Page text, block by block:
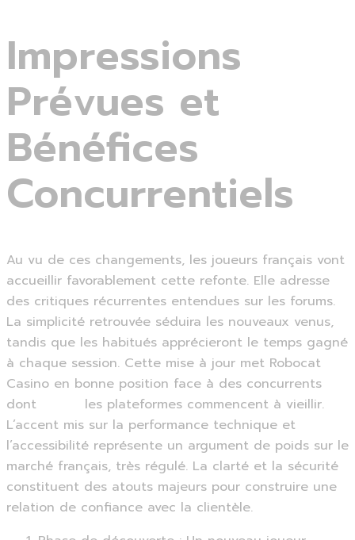
Impressions
Prévues et
Bénéfices
Concurrentiels
Au vu de ces changements, les joueurs français vont
accueillir favorablement cette refonte. Elle adresse
des critiques récurrentes entendues sur les forums.
La simplicité retrouvée séduira les nouveaux venus,
tandis que les habitués apprécieront le temps gagné
à chaque session. Cette mise à jour met Robocat
Casino en bonne position face à des concurrents
dont
les plateformes commencent à vieillir.
L’accent mis sur la performance technique et
l’accessibilité représente un argument de poids sur le
marché français, très régulé. La clarté et la sécurité
constituent des atouts majeurs pour construire une
relation de confiance avec la clientèle.